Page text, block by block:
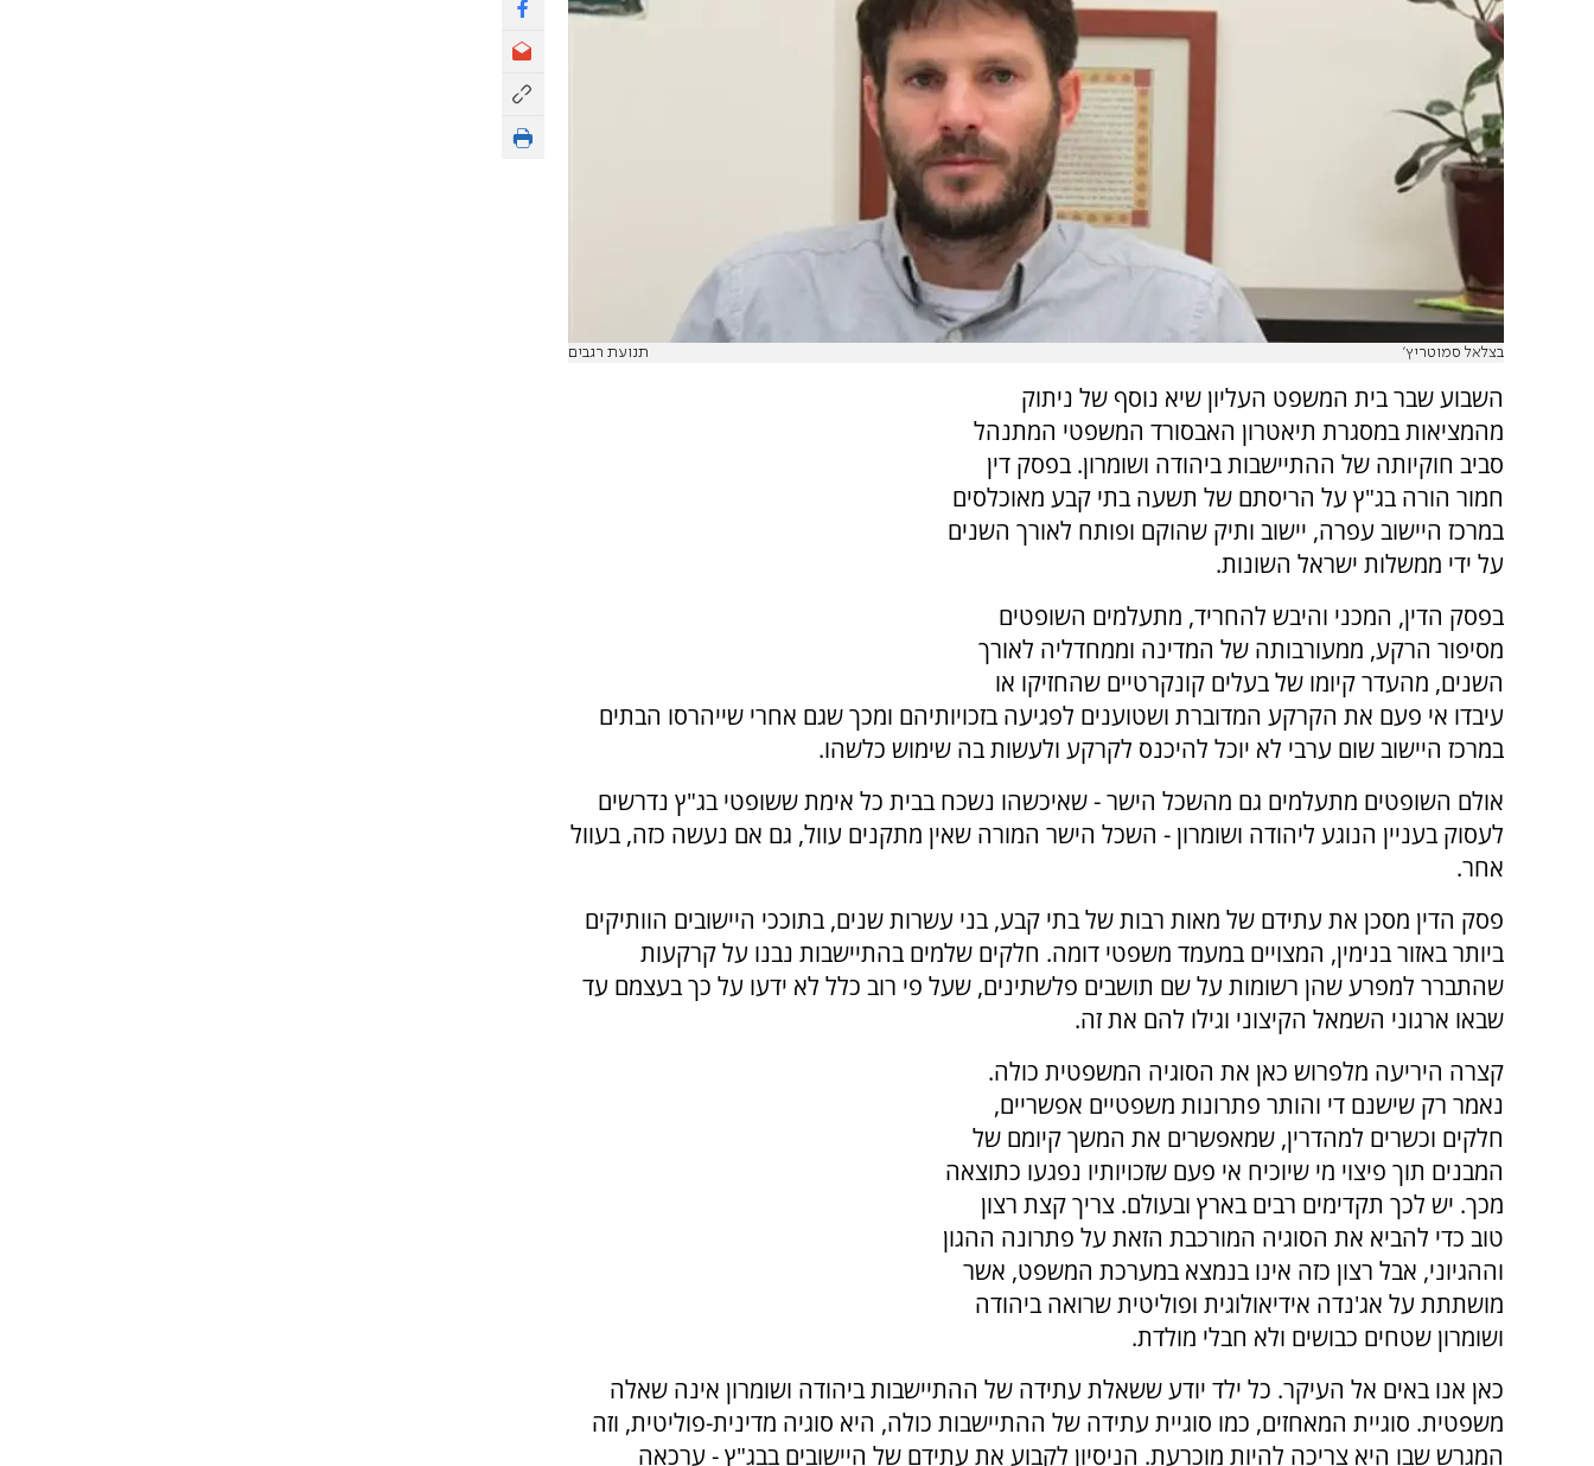
בצלאל סמוטריץ' תנועת רגבים
השבוע שבר בית המשפט העליון שיא נוסף של ניתוק
מהמציאות במסגרת תיאטרון האבסורד המשפטי המתנהל
סביב חוקיותה של ההתיישבות ביהודה ושומרון. בפסק דין
חמור הורה בג"ץ על הריסתם של תשעה בתי קבע מאוכלסים
במרכז היישוב עפרה, יישוב ותיק שהוקם ופותח לאורך השנים
על ידי ממשלות ישראל השונות.
בפסק הדין, המכני והיבש להחריד, מתעלמים השופטים
מסיפור הרקע, ממעורבותה של המדינה וממחדליה לאורך
השנים, מהעדר קיומו של בעלים קונקרטיים שהחזיקו או
עיבדו אי פעם את הקרקע המדוברת ושטוענים לפגיעה בזכויותיהם ומכך שגם אחרי שייהרסו הבתים
במרכז היישוב שום ערבי לא יוכל להיכנס לקרקע ולעשות בה שימוש כלשהו.
אולם השופטים מתעלמים גם מהשכל הישר - שאיכשהו נשכח בבית כל אימת ששופטי בג"ץ נדרשים
לעסוק בעניין הנוגע ליהודה ושומרון - השכל הישר המורה שאין מתקנים עוול, גם אם נעשה כזה, בעוול
אחר.
פסק הדין מסכן את עתידם של מאות רבות של בתי קבע, בני עשרות שנים, בתוככי היישובים הוותיקים
ביותר באזור בנימין, המצויים במעמד משפטי דומה. חלקים שלמים בהתיישבות נבנו על קרקעות
שהתברר למפרע שהן רשומות על שם תושבים פלשתינים, שעל פי רוב כלל לא ידעו על כך בעצמם עד
שבאו ארגוני השמאל הקיצוני וגילו להם את זה.
קצרה היריעה מלפרוש כאן את הסוגיה המשפטית כולה.
נאמר רק שישנם די והותר פתרונות משפטיים אפשריים,
חלקים וכשרים למהדרין, שמאפשרים את המשך קיומם של
המבנים תוך פיצוי מי שיוכיח אי פעם שזכויותיו נפגעו כתוצאה
מכך. יש לכך תקדימים רבים בארץ ובעולם. צריך קצת רצון
טוב כדי להביא את הסוגיה המורכבת הזאת על פתרונה ההגון
וההגיוני, אבל רצון כזה אינו בנמצא במערכת המשפט, אשר
מושתתת על אג'נדה אידיאולוגית ופוליטית שרואה ביהודה
ושומרון שטחים כבושים ולא חבלי מולדת.
כאן אנו באים אל העיקר. כל ילד יודע ששאלת עתידה של ההתיישבות ביהודה ושומרון אינה שאלה
משפטית. סוגיית המאחזים, כמו סוגיית עתידה של ההתיישבות כולה, היא סוגיה מדינית-פוליטית, וזה
המגרש שבו היא צריכה להיות מוכרעת. הניסיון לקבוע את עתידם של היישובים בבג"ץ - ערכאה